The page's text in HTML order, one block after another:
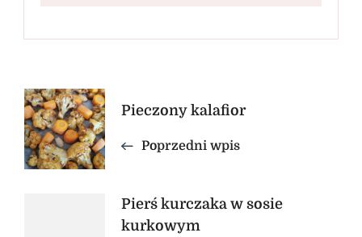
Nawigacja
wpisu
Pieczony kalafior
Poprzedni wpis
Pierś kurczaka w sosie
kurkowym